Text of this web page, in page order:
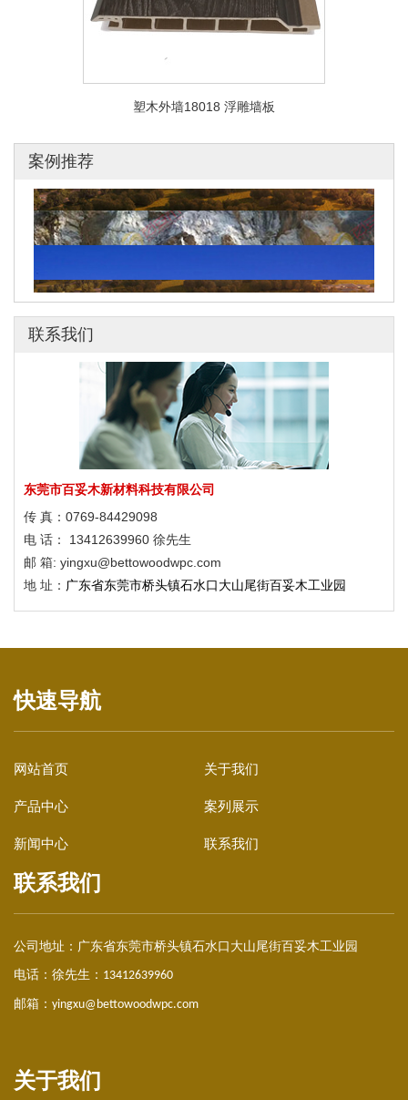
塑木外墙18018 浮雕墙板
案例推荐
2022年冬奥会滑雪场馆
广西弄拉廊架与栈道
2022年冬奥会滑雪场馆
响堂山4A级风景区塑木应用
广西弄拉廊架与栈道
2022年冬奥会滑雪场馆
响堂山4A级风景区塑木应用
广西弄拉廊架与栈道
联系我们
东莞市百妥木新材料科技有限公司
传 真：0769-84429098
电 话： 13412639960 徐先生
邮 箱: yingxu@bettowoodwpc.com
地 址： 广东省东莞市桥头镇石水口大山尾街百妥木工业园
快速导航
网站首页 关于我们
产品中心 案列展示
新闻中心 联系我们
联系我们
公司地址： 广东省东莞市桥头镇石水口大山尾街百妥木工业园
电话：徐先生： 13412639960
邮箱： yingxu@bettowoodwpc.com
关于我们